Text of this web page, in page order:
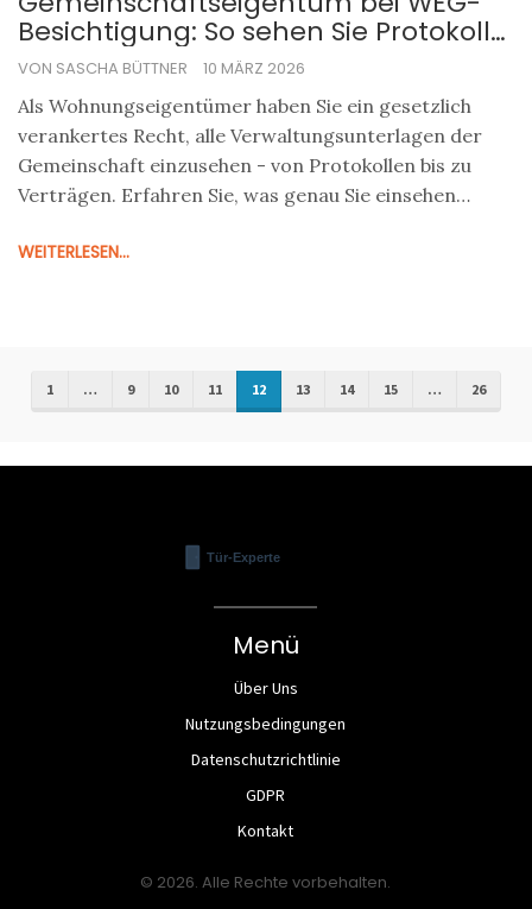
Besichtigung: So sehen Sie Protokolle
und Unterlagen ein
VON SASCHA BÜTTNER 10 MÄRZ 2026
Als Wohnungseigentümer haben Sie ein gesetzlich
verankertes Recht, alle Verwaltungsunterlagen der
Gemeinschaft einzusehen - von Protokollen bis zu
Verträgen. Erfahren Sie, was genau Sie einsehen
Recht falsch nutzen.
WEITERLESEN...
1 … 9 10 11 12 13 14 15 … 26
Menü
Über Uns
Nutzungsbedingungen
Datenschutzrichtlinie
GDPR
Kontakt
© 2026. Alle Rechte vorbehalten.